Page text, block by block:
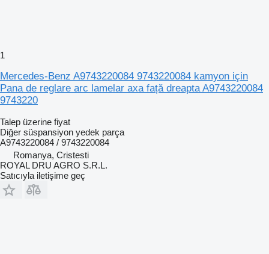
1
Mercedes-Benz A9743220084 9743220084 kamyon için
Pana de reglare arc lamelar axa față dreapta A9743220084
9743220
Talep üzerine fiyat
Diğer süspansiyon yedek parça
A9743220084 / 9743220084
Romanya, Cristesti
ROYAL DRU AGRO S.R.L.
Satıcıyla iletişime geç